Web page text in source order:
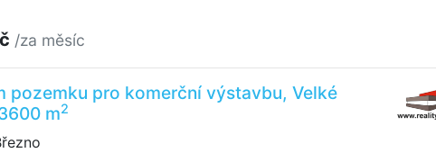
/za měsíc
pozemku pro komerční výstavbu, Velké
m2